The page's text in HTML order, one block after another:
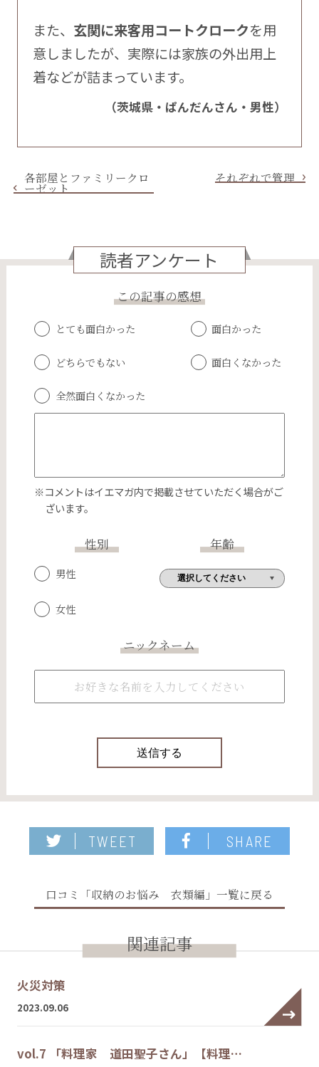
また、 玄関に来客用コートクロークを用
意しましたが、実際には家族の外出用上
着などが詰まっています。
（茨城県・ぱんだんさん・男性）
各部屋とファミリークロ
ーゼット
それぞれで管理
読者アンケート
この記事の感想
とても面白かった 面白かった
どちらでもない 面白くなかった
全然面白くなかった
※コメントはイエマガ内で掲載させていただく場合がご
ざいます。
性別
男性
女性
年齢
ニックネーム
TWEET SHARE
口コミ「収納のお悩み 衣類編」一覧に戻る
関連記事
火災対策
2023.09.06
vol.7 「料理家 道田聖子さん」【料理…